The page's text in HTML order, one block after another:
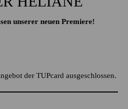
unserer neuen Premiere!
der TUPcard ausgeschlossen.